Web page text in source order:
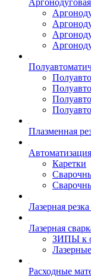
Плазменная
Автоматизация
Каретки
Лазерная
Лазерная
ЗИПЫ к
Расходные